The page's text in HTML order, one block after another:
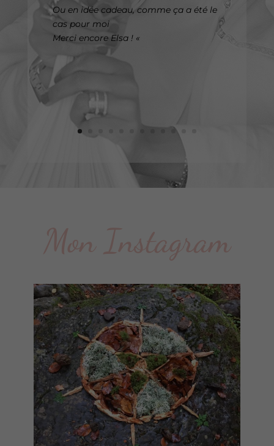
Ou en idée cadeau, comme ça a été le
cas pour moi
Merci encore Elsa ! «
Mon Instagram